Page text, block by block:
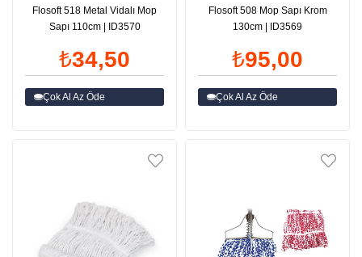
Flosoft 518 Metal Vidalı Mop
Sapı 110cm | ID3570
₺34,50
Çok Al Az Öde
Flosoft 508 Mop Sapı Krom
130cm | ID3569
₺95,00
Çok Al Az Öde